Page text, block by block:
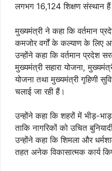
लगभग 16,124 शिक्षण संस्थान
मुख्यमंत्री ने कहा कि वर्तमान
कमजोर वर्गों के कल्याण के लिए
उन्होंने कहा कि वर्तमान प्रदेश
मुख्यमंत्री सहारा योजना,
योजना तथा मुख्यमंत्री गृहिणी
चलाई जा रही हैं।
उन्होंने कहा कि शहरों में भीड़-
ताकि नागरिकों को उचित
उन्होंने कहा कि शिमला और
तहत अनेक विकासात्मक कार्य